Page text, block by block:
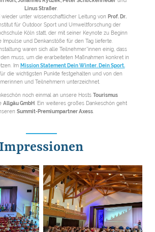
Linus Straßer
wieder unter wissenschaftlicher Leitung von Prof. Dr.
für Outdoor Sport und Umweltforschung der
Köln statt, der mit seiner Keynote zu Beginn
Impulse und Denkanstöße für den Tag lieferte.
waren sich alle Teilnehmer*innen einig, dass
muss, um die erarbeiteten Maßnahmen konkret in
Im Mission Statement Dein Winter. Dein Sport.
die wichtigsten Punkte festgehalten und von den
und Teilnehmern unterzeichnet.
noch einmal an unsere Hosts Tourismus
Allgäu GmbH . Ein weiteres großes Dankeschön geht
Summit-Premiumpartner Axess
Impressionen